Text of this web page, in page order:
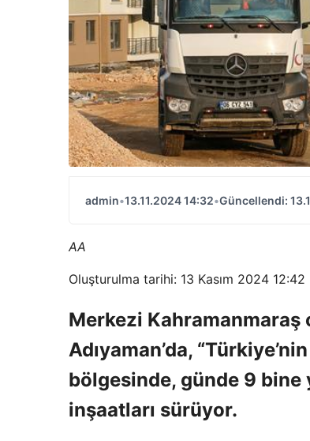
admin•13.11.2024 14:32•Güncellendi:
AA
Oluşturulma tarihi: 13 Kasım 2024 12:42
Merkezi
Adıyaman’da,
bölgesinde, günde 9 bine
inşaatları sürüyor.